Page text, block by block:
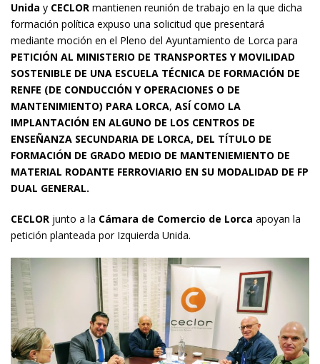
Unida y CECLOR mantienen reunión de trabajo en la que dicha
formación política expuso una solicitud que presentará
mediante moción en el Pleno del Ayuntamiento de Lorca para
PETICIÓN AL MINISTERIO DE TRANSPORTES Y MOVILIDAD
SOSTENIBLE DE UNA ESCUELA TÉCNICA DE FORMACIÓN DE
RENFE (DE CONDUCCIÓN Y OPERACIONES O DE
MANTENIMIENTO) PARA LORCA, ASÍ COMO LA
IMPLANTACIÓN EN ALGUNO DE LOS CENTROS DE
ENSEÑANZA SECUNDARIA DE LORCA, DEL TÍTULO DE
FORMACIÓN DE GRADO MEDIO DE MANTENIEMIENTO DE
MATERIAL RODANTE FERROVIARIO EN SU MODALIDAD DE FP
DUAL GENERAL.
CECLOR junto a la Cámara de Comercio de Lorca apoyan la
petición planteada por Izquierda Unida.